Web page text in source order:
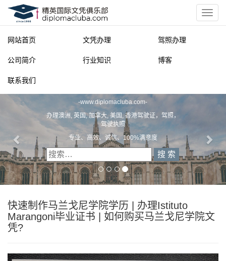
网站首页 文凭办理 驾照办理
公司简介 行业知识 博客
联系我们
-www.diplomacluba.com-
办理澳洲, 英国, 加拿大, 美国, 香港驾驶证，驾照，
驾驶执照
专业、高效、诚信、100%满意度
快速制作马兰戈尼学院学历 | 办理Istituto
Marangoni毕业证书 | 如何购买马兰戈尼学院文
凭?